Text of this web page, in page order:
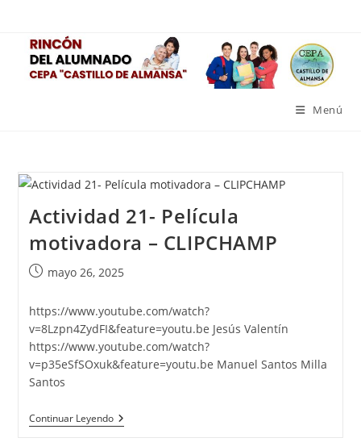
contenido
Menú
Actividad 21- Película
motivadora – CLIPCHAMP
Publicación
la
entrada:
mayo 26, 2025
https://www.youtube.com/watch?
v=8Lzpn4ZydFI&feature=youtu.be Jesús Valentín
https://www.youtube.com/watch?
v=p35eSfSOxuk&feature=youtu.be Manuel Santos Milla
Santos
Continuar LeyendoActividad
21-